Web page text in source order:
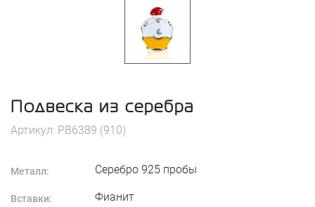
Подвеска из серебра
Артикул: PB6389 (910)
Металл: Серебро 925 пробы
Вставки:
Фианит